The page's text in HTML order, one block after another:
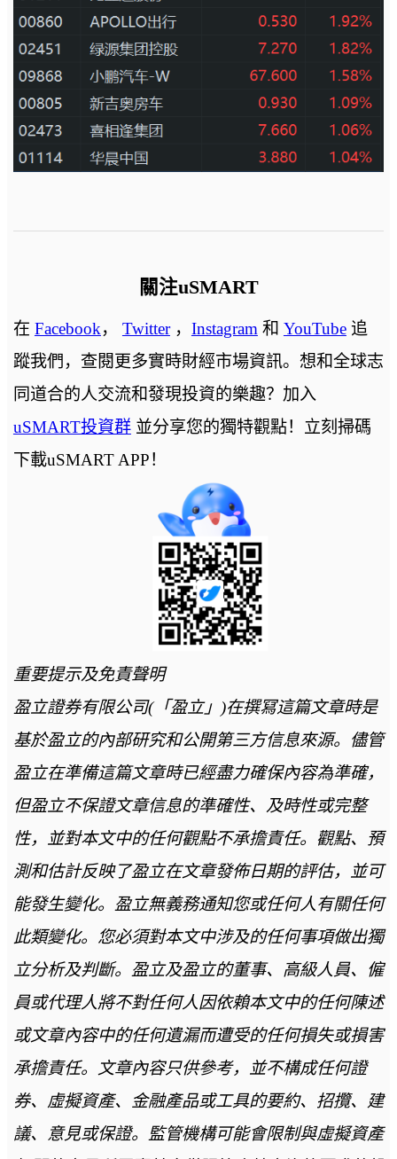
關注uSMART
在 Facebook， Twitter， Instagram 和 YouTube追
蹤我們，查閱更多實時財經市場資訊。想和全球志
同道合的人交流和發現投資的樂趣？加入
uSMART投資群並分享您的獨特觀點！立刻掃碼
下載uSMART APP！
重要提示及免責聲明
盈立證券有限公司(「盈立」)在撰冩這篇文章時是
基於盈立的內部研究和公開第三方信息來源。儘管
盈立在準備這篇文章時已經盡力確保內容為準確，
但盈立不保證文章信息的準確性、及時性或完整
性，並對本文中的任何觀點不承擔責任。觀點、預
測和估計反映了盈立在文章發佈日期的評估，並可
能發生變化。盈立無義務通知您或任何人有關任何
此類變化。您必須對本文中涉及的任何事項做出獨
立分析及判斷。盈立及盈立的董事、高級人員、僱
員或代理人將不對任何人因依賴本文中的任何陳述
或文章內容中的任何遺漏而遭受的任何損失或損害
承擔責任。文章內容只供參考，並不構成任何證
券、虛擬資產、金融產品或工具的要約、招攬、建
議、意見或保證。監管機構可能會限制與虛擬資產